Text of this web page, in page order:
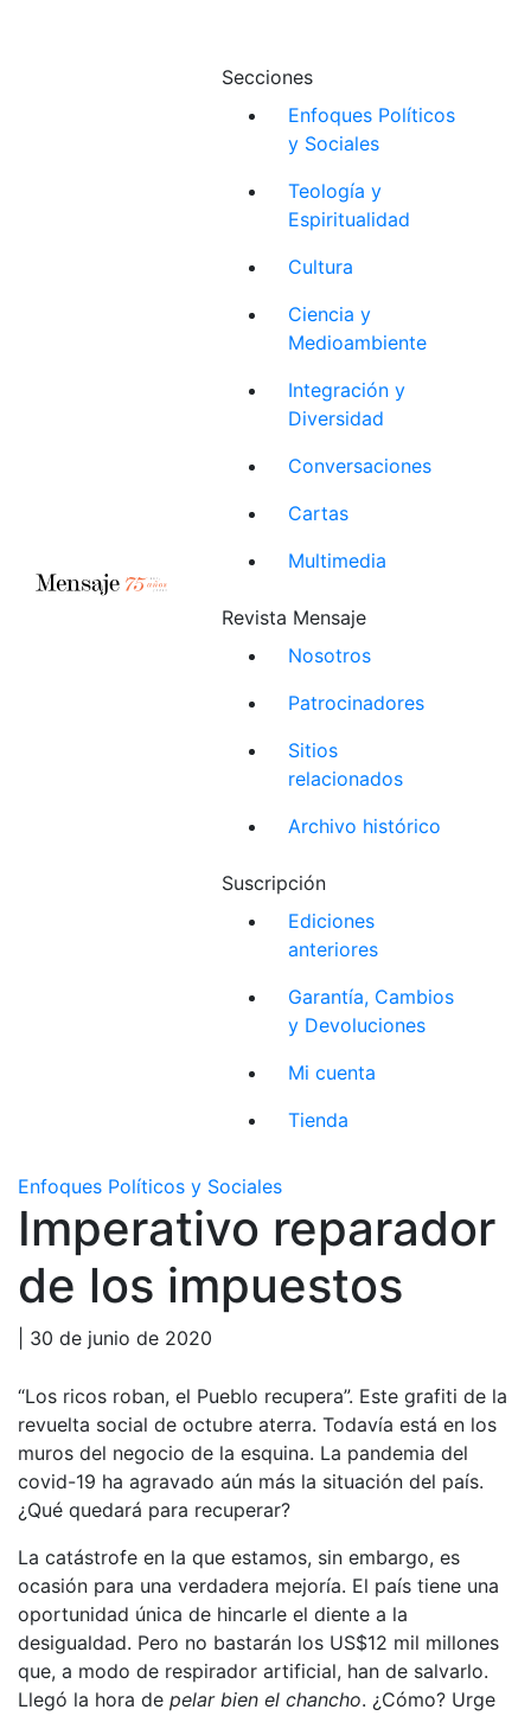
Secciones
Enfoques Políticos
y Sociales
Teología y
Espiritualidad
Cultura
Ciencia y
Medioambiente
Integración y
Diversidad
Conversaciones
Cartas
Multimedia
Revista Mensaje
Nosotros
Patrocinadores
Sitios
relacionados
Archivo histórico
Suscripción
Ediciones
anteriores
Garantía, Cambios
y Devoluciones
Mi cuenta
Tienda
Enfoques Políticos y Sociales
Imperativo reparador
de los impuestos
| 30 de junio de 2020
“Los ricos roban, el Pueblo recupera”. Este grafiti de la
revuelta social de octubre aterra. Todavía está en los
muros del negocio de la esquina. La pandemia del
covid-19 ha agravado aún más la situación del país.
¿Qué quedará para recuperar?
La catástrofe en la que estamos, sin embargo, es
ocasión para una verdadera mejoría. El país tiene una
oportunidad única de hincarle el diente a la
desigualdad. Pero no bastarán los US$12 mil millones
que, a modo de respirador artificial, han de salvarlo.
Llegó la hora de pelar bien el chancho. ¿Cómo? Urge